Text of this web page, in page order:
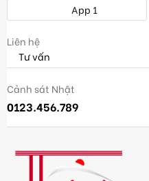
App 1
Liên hệ
Tư vấn
Cảnh sát Nhật
0123.456.789